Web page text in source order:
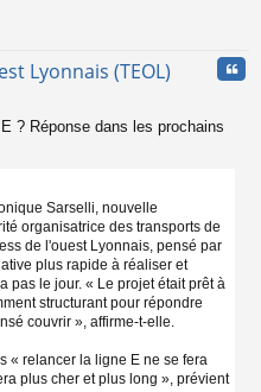
Lyonnais (TEOL)
? Réponse dans les prochains
Sarselli, nouvelle
organisatrice des transports de
de l'ouest Lyonnais, pensé par
plus rapide à réaliser et
pas le jour. « Le projet était prêt à
structurant pour répondre
couvrir », affirme-t-elle.
« relancer la ligne E ne se fera
plus cher et plus long », prévient